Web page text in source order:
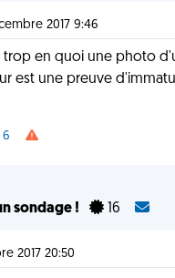
2017 9:46
trop en quoi une photo
est une preuve
6
sondage ! 16
2017 20:50